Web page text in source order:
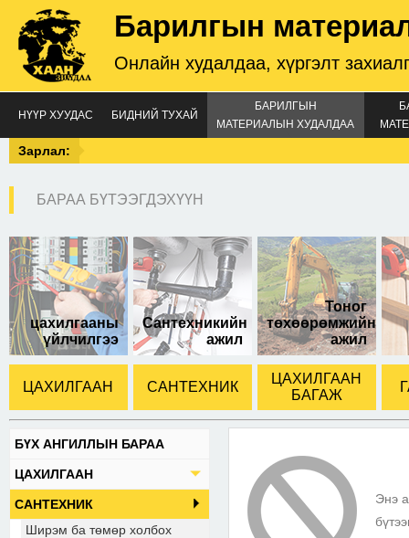
Барилгын
Онлайн худалдаа, хүргэлт
НҮҮР ХУУДАС БИДНИЙ ТУХАЙ
БАРИЛГЫН
МАТЕРИАЛЫН ХУДАЛДАА
Зарлал:
БАРАА БҮТЭЭГДЭХҮҮН
цахилгааны
үйлчилгээ
Сантехникийн
ажил
Тоног
төхөөрөмжийн
ажил
ЦАХИЛГААН САНТЕХНИК
ЦАХИЛГААН
БАГАЖ
БҮХ АНГИЛЛЫН БАРАА
ЦАХИЛГААН
САНТЕХНИК
Ширэм ба төмөр холбох
Энэ
Диржатель